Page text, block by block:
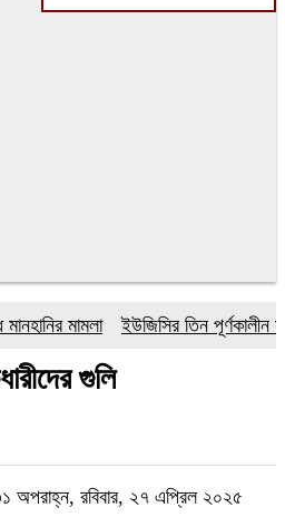
মামলা ইউজিসির তিন পূর্ণকালীন
গুলি
রবিবার, ২৭ এপ্রিল ২০২৫